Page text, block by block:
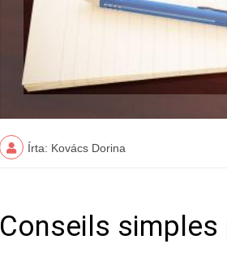
Írta: Kovács Dorina
Conseils